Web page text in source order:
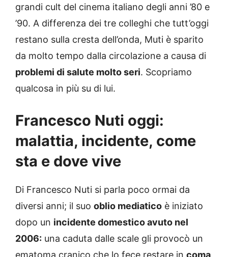
grandi cult del cinema italiano degli anni ’80 e
’90. A differenza dei tre colleghi che tutt’oggi
restano sulla cresta dell’onda, Muti è sparito
da molto tempo dalla circolazione a causa di
problemi di salute molto seri. Scopriamo
qualcosa in più su di lui.
Francesco Nuti oggi:
malattia, incidente, come
sta e dove vive
Di Francesco Nuti si parla poco ormai da
diversi anni; il suo oblio mediatico è iniziato
dopo un incidente domestico avuto nel
2006: una caduta dalle scale gli provocò un